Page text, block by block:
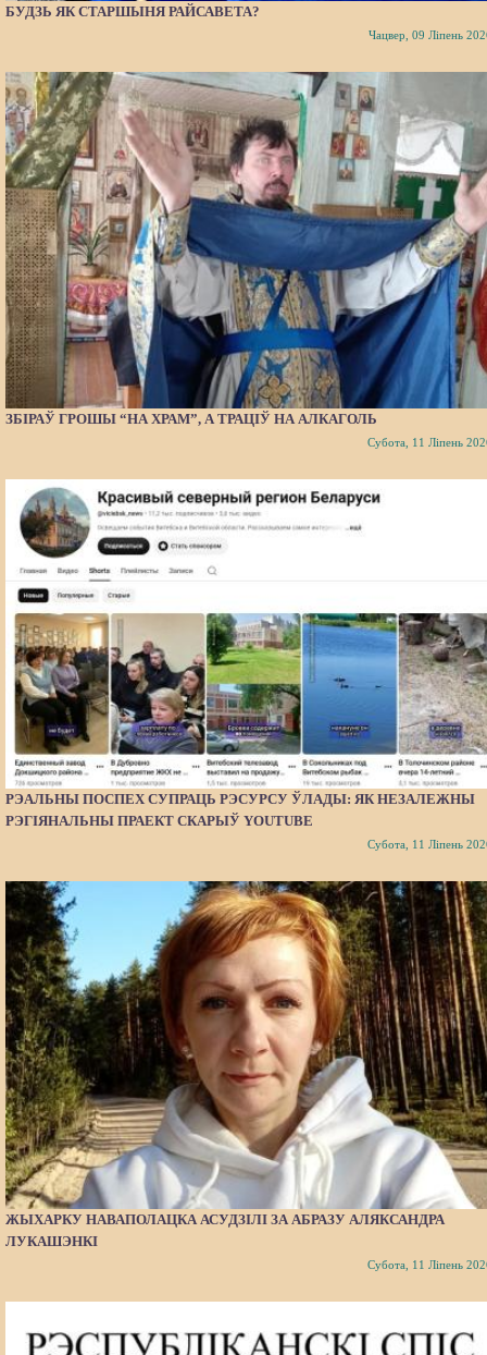
БУДЗЬ ЯК СТАРШЫНЯ РАЙСАВЕТА?
Чацвер, 09 Ліпень
ЗБІРАЎ ГРОШЫ “НА ХРАМ”, А ТРАЦІЎ НА АЛКАГОЛЬ
Субота, 11 Ліпень
РЭАЛЬНЫ ПОСПЕХ СУПРАЦЬ РЭСУРСУ ЎЛАДЫ: ЯК НЕЗАЛЕЖНЫ
РЭГІЯНАЛЬНЫ ПРАЕКТ СКАРЫЎ YOUTUBE
Субота, 11 Ліпень
ЖЫХАРКУ НАВАПОЛАЦКА АСУДЗІЛІ ЗА АБРАЗУ АЛЯКСАНДРА
ЛУКАШЭНКІ
Субота, 11 Ліпень